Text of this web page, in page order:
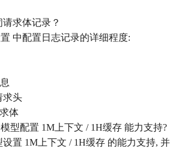
求体记录？
中配置日志记录的详细程度:
求头
体
型配置 1M上下文 / 1H缓存 能力支持?
置 1M上下文 / 1H缓存 的能力支持, 并